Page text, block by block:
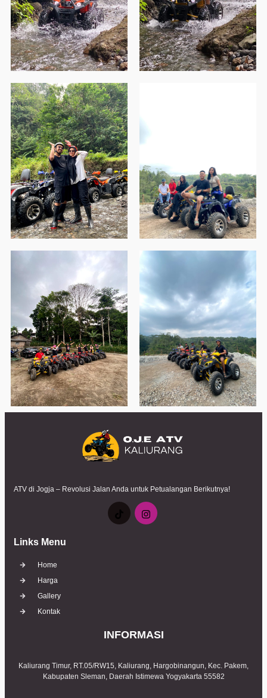
ATV di Jogja – Revolusi Jalan Anda untuk Petualangan Berikutnya!
Links Menu
Home
Harga
Gallery
Kontak
INFORMASI
Kaliurang Timur, RT.05/RW15, Kaliurang, Hargobinangun, Kec. Pakem,
Kabupaten Sleman, Daerah Istimewa Yogyakarta 55582